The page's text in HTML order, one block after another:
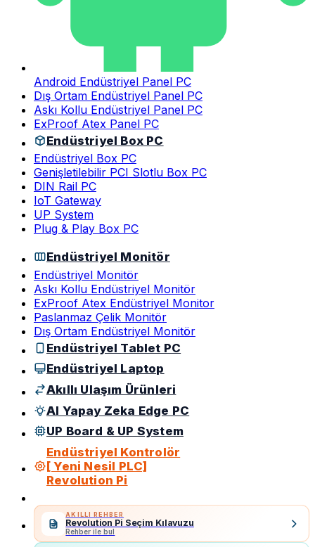
Android Endüstriyel Panel PC
Dış Ortam Endüstriyel Panel PC
Askı Kollu Endüstriyel Panel PC
ExProof Atex Panel PC
Endüstriyel Box PC
Endüstriyel Box PC
Genişletilebilir PCI Slotlu Box PC
DIN Rail PC
IoT Gateway
UP System
Plug & Play Box PC
Endüstriyel Monitör
Endüstriyel Monitör
Askı Kollu Endüstriyel Monitör
ExProof Atex Endüstriyel Monitor
Paslanmaz Çelik Monitör
Dış Ortam Endüstriyel Monitör
Endüstriyel Tablet PC
Endüstriyel Laptop
Akıllı Ulaşım Ürünleri
AI Yapay Zeka Edge PC
UP Board & UP System
Endüstriyel Kontrolör
[ Yeni Nesil PLC]
Revolution Pi
AKILLI REHBER
Revolution Pi Seçim Kılavuzu
Rehber ile bul